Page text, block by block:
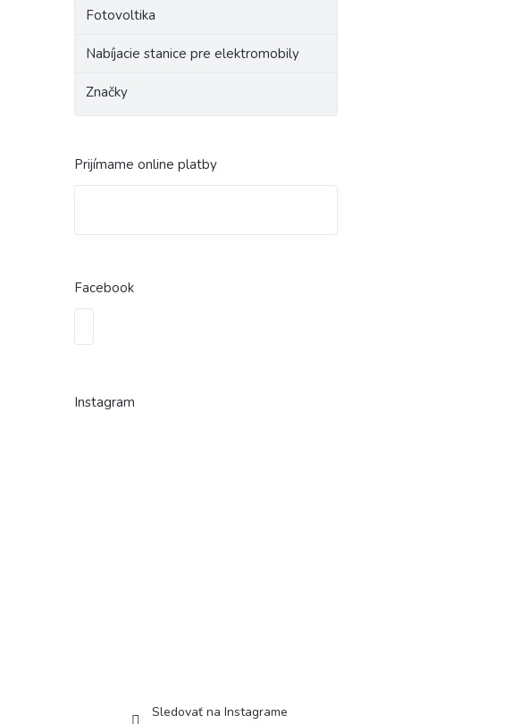
Fotovoltika
Nabíjacie stanice pre elektromobily
Značky
Prijímame online platby
Facebook
Instagram
Sledovať na Instagrame